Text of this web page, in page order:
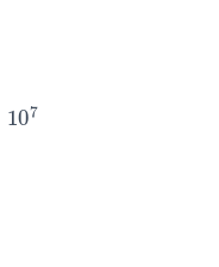
107